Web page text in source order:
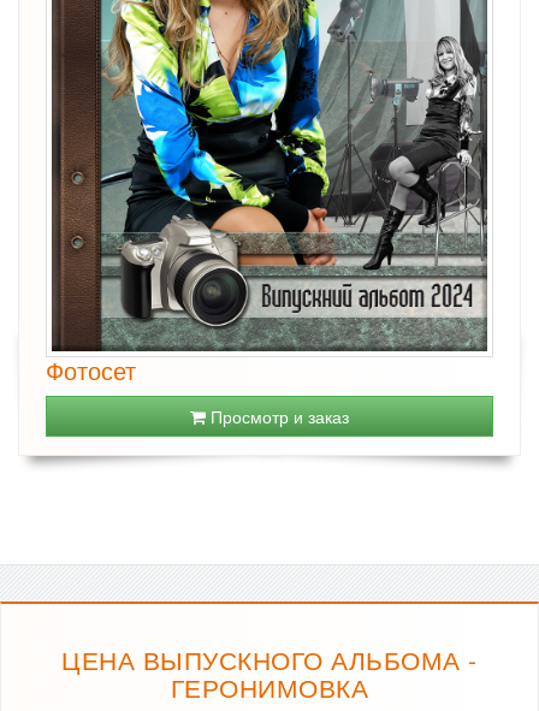
Фотосет
Просмотр и заказ
ЦЕНА ВЫПУСКНОГО АЛЬБОМА -
ГЕРОНИМОВКА